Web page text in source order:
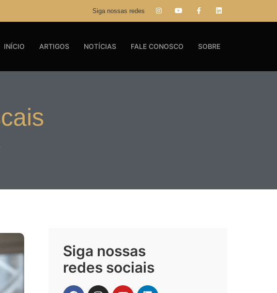
Siga nossas redes
INÍCIO ARTIGOS NOTÍCIAS FALE CONOSCO SOBRE
Siga nossas
redes sociais